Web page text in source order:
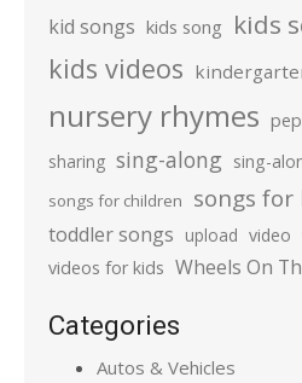
kid songs kids song kids
kids videos
nursery rhymes
sharing sing-along sing-
songs for children songs for
toddler songs upload video
videos for kids Wheels On
Categories
Autos & Vehicles